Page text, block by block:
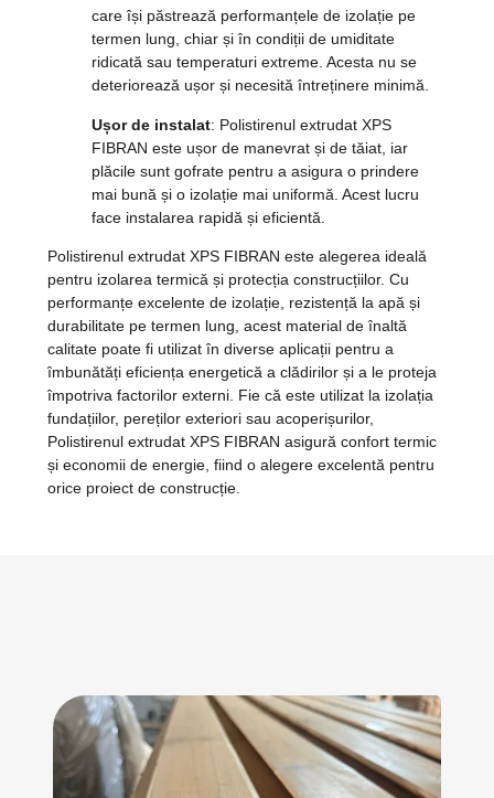
care își păstrează performanțele de izolație pe
termen lung, chiar și în condiții de umiditate
ridicată sau temperaturi extreme. Acesta nu se
deteriorează ușor și necesită întreținere minimă.
Ușor de instalat: Polistirenul extrudat XPS
FIBRAN este ușor de manevrat și de tăiat, iar
plăcile sunt gofrate pentru a asigura o prindere
mai bună și o izolație mai uniformă. Acest lucru
face instalarea rapidă și eficientă.
Polistirenul extrudat XPS FIBRAN este alegerea ideală
pentru izolarea termică și protecția construcțiilor. Cu
performanțe excelente de izolație, rezistență la apă și
durabilitate pe termen lung, acest material de înaltă
calitate poate fi utilizat în diverse aplicații pentru a
îmbunătăți eficiența energetică a clădirilor și a le proteja
împotriva factorilor externi. Fie că este utilizat la izolația
fundațiilor, pereților exteriori sau acoperișurilor,
Polistirenul extrudat XPS FIBRAN asigură confort termic
și economii de energie, fiind o alegere excelentă pentru
orice proiect de construcție.